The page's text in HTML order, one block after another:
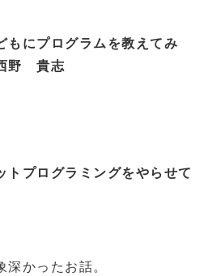
もにプログラムを教えてみ
野 貴志
トプログラミングをやらせて
かったお話。